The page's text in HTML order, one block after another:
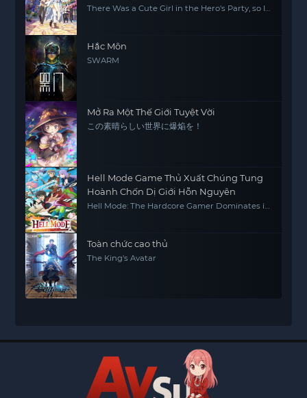
There Was a Cute Girl in the Hero's Party, so I
Hắc Môn
SWARM
Mở Ra Một Thế Giới Tuyệt Vời
この素晴らしい世界に爆焔を！
Hell Mode Game Thủ Xuất Chúng Tung
Hoành Chốn Dị Giới Hỗn Nguyên
Hell Mode: The Hardcore Gamer Dominates in
Toàn chức cao thủ
The King's Avatar